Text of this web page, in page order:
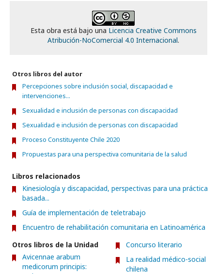
Esta obra está bajo una Licencia Creative Commons
Atribución-NoComercial 4.0 Internacional.
Otros libros del autor
Percepciones sobre inclusión social, discapacidad e
intervenciones...
Sexualidad e inclusión de personas con discapacidad
Sexualidad e inclusión de personas con discapacidad
Proceso Constituyente Chile 2020
Propuestas para una perspectiva comunitaria de la salud
Libros relacionados
Kinesiología y discapacidad, perspectivas para una práctica
basada...
Guía de implementación de teletrabajo
Encuentro de rehabilitación comunitaria en Latinoamérica
Otros libros de la Unidad
Avicennae arabum
medicorum principis:
Concurso literario
La realidad médico-social
chilena